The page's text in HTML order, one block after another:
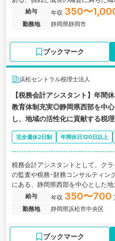
求人です。
給与 年収 350〜
勤務地
静岡県静岡市
ブックマーク
浜松セントラル税理士法人
【税務会計アシスタント】年間
教育体制充実◎静岡県西部を中
し、地域の活性化に貢献する税
完全週休2日制 年間休日120日以上
税務会計アシスタントとして、ク
の監査や税務･財務コンサルティン
にある、静岡県西部を中心とした
性化に貢献する税理士法人の求人で
給与 年収 350〜700
勤務地
静岡県浜松市中央区
ブックマーク